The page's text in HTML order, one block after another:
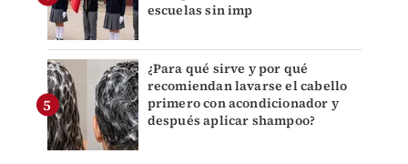
escuelas sin imp
¿Para qué sirve y por qué
recomiendan lavarse el cabello
primero con acondicionador y
después aplicar shampoo?